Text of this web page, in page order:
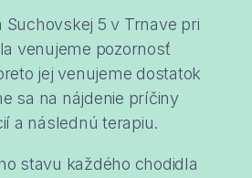
5 v Trnave pri
venujeme pozornosť
jej venujeme dostatok
sa na nájdenie príčiny
a následnú terapiu.
stavu každého chodidla